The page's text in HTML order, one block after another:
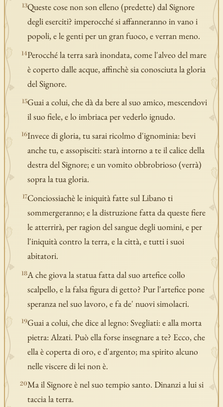
13Queste cose non son elleno (predette) dal Signore
degli eserciti? imperocché si affanneranno in vano i
popoli, e le genti per un gran fuoco, e verran meno.
14Perocché la terra sarà inondata, come l'alveo del mare
è coperto dalle acque, affinchè sia conosciuta la gloria
del Signore.
15Guai a colui, che dà da bere al suo amico, mescendovi
il suo fiele, e lo imbriaca per vederlo ignudo.
16Invece di gloria, tu sarai ricolmo d'ignominia: bevi
anche tu, e assopisciti: starà intorno a te il calice della
destra del Signore; e un vomito obbrobrioso (verrà)
sopra la tua gloria.
17Conciossiachè le iniquità fatte sul Libano ti
sommergeranno; e la distruzione fatta da queste fiere
le atterrirà, per ragion del sangue degli uomini, e per
l'iniquità contro la terra, e la città, e tutti i suoi
abitatori.
18A che giova la statua fatta dal suo artefice collo
scalpello, e la falsa figura di getto? Pur l'artefice pone
speranza nel suo lavoro, e fa de' nuovi simolacri.
19Guai a colui, che dice al legno: Svegliati: e alla morta
pietra: Alzati. Può ella forse insegnare a te? Ecco, che
ella è coperta di oro, e d'argento; ma spirito alcuno
nelle viscere di lei non è.
20Ma il Signore è nel suo tempio santo. Dinanzi a lui si
taccia la terra.